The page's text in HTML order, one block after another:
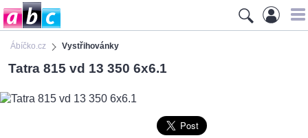
Ábíčko.cz Vystřihovánky
Tatra 815 vd 13 350 6x6.1